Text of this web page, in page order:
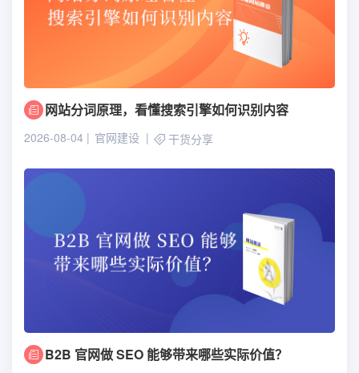
网站分词原理，看懂搜索引擎如何识别内容
2026-08-04 官网建设 干货分享
B2B 官网做 SEO 能够带来哪些实际价值？